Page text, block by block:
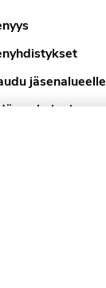
jäsenalueelle
psykologi